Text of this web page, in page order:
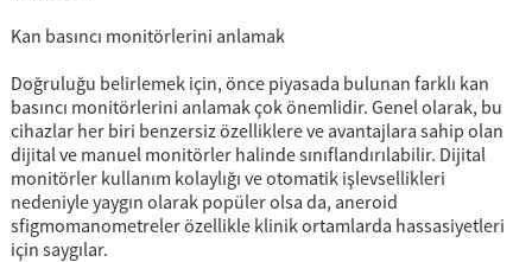
Kan basıncı monitörlerini anlamak
Doğruluğu belirlemek için, önce piyasada bulunan farklı kan
basıncı monitörlerini anlamak çok önemlidir. Genel olarak, bu
cihazlar her biri benzersiz özelliklere ve avantajlara sahip olan
dijital ve manuel monitörler halinde sınıflandırılabilir. Dijital
monitörler kullanım kolaylığı ve otomatik işlevsellikleri
nedeniyle yaygın olarak popüler olsa da, aneroid
sfigmomanometreler özellikle klinik ortamlarda hassasiyetleri
için saygılar.